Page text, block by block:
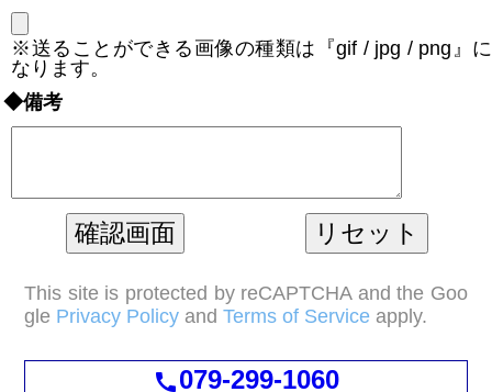
※送ることができる画像の種類は『gif / jpg / png』に
なります。
◆備考
This site is protected by reCAPTCHA and the Goo
gle Privacy Policy andTerms of Service apply.
call079-299-1060